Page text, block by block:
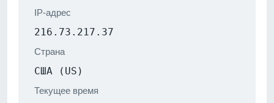
IP-адрес
216.73.217.37
Страна
США (US)
Текущее время